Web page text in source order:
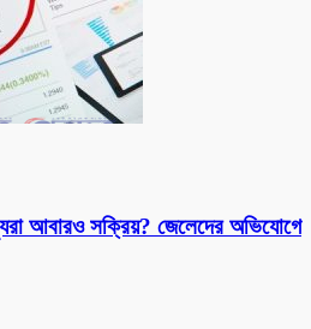
আবারও সক্রিয়? জেলেদের অভিযোগে